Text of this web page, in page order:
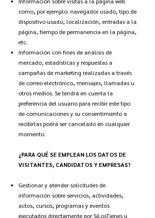
como, por ejemplo: navegador usado, tipo de
dispositivo usado, localización, entradas a la
página, tiempo de permanencia en la página,
etc.
Información con fines de análisis de
mercado, estadísticas y respuestas a
campañas de marketing realizadas a través
de correo electrónico, mensajes, llamadas u
otros medios. Se tendrá en cuenta la
preferencia del usuario para recibir este tipo
de comunicaciones y su consentimiento a
recibirlas podrá ser cancelado en cualquier
momento.
¿PARA QUÉ SE EMPLEAN LOS DATOS DE
VISITANTES, CANDIDATOS Y EMPRESAS?
Gestionar y atender solicitudes de
información sobre servicios, actividades,
actos, cursos, programas y eventos
ejecutados directamente por SiLosTienes u